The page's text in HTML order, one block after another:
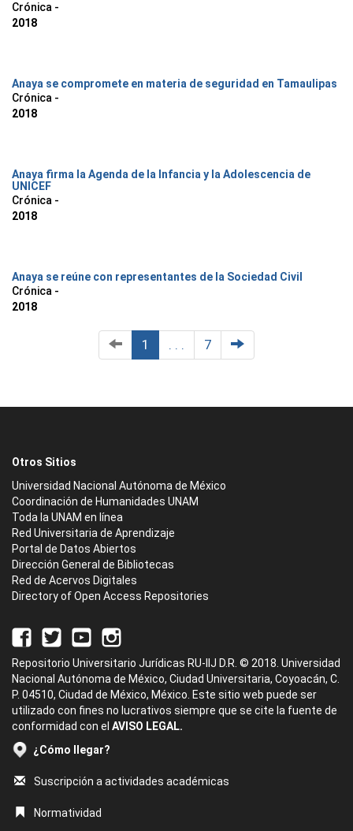
Crónica -
2018
Anaya se compromete en materia de seguridad en Tamaulipas
Crónica -
2018
Anaya firma la Agenda de la Infancia y la Adolescencia de
UNICEF
Crónica -
2018
Anaya se reúne con representantes de la Sociedad Civil
Crónica -
2018
1 . . . 7
Otros Sitios
Universidad Nacional Autónoma de México
Coordinación de Humanidades UNAM
Toda la UNAM en línea
Red Universitaria de Aprendizaje
Portal de Datos Abiertos
Dirección General de Bibliotecas
Red de Acervos Digitales
Directory of Open Access Repositories
Repositorio Universitario Jurídicas RU-IIJ D.R. © 2018. Universidad
Nacional Autónoma de México, Ciudad Universitaria, Coyoacán, C.
P. 04510, Ciudad de México, México. Este sitio web puede ser
utilizado con fines no lucrativos siempre que se cite la fuente de
conformidad con el AVISO LEGAL.
¿Cómo llegar?
Suscripción a actividades académicas
Normatividad